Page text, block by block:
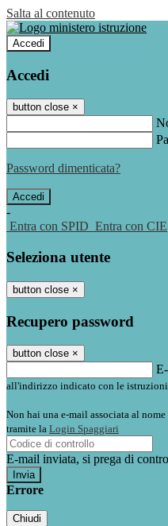
Salta al contenuto
Accedi
Accedi
button close ×
Password dimenticata?
-
Entra con SPID Entra con CIE
Seleziona utente
button close ×
Recupero password
button close ×
all'indirizzo indicato con le istruzioni
Non hai una e-mail associata al
tramite la Login Spaggiari
E-mail inviata, si prega di
Errore
Chiudi